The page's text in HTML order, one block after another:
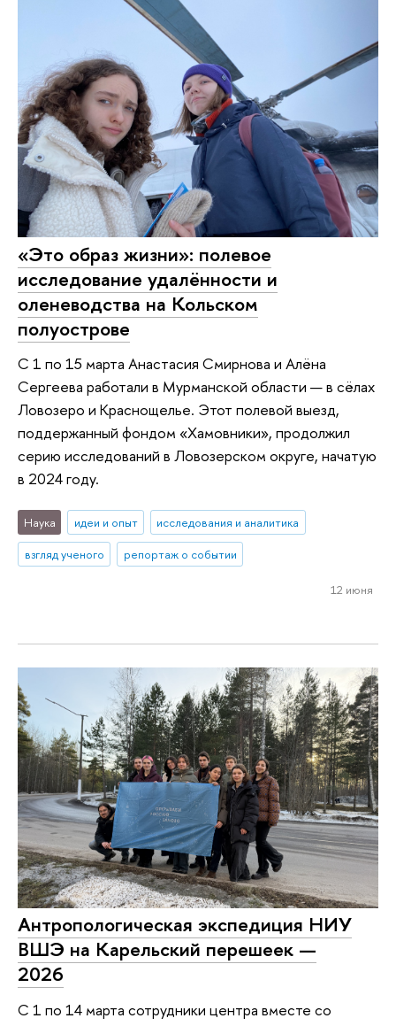
«Это образ жизни»: полевое
исследование удалённости и
оленеводства на Кольском
полуострове
С 1 по 15 марта Анастасия Смирнова и Алёна
Сергеева работали в Мурманской области — в сёлах
Ловозеро и Краснощелье. Этот полевой выезд,
поддержанный фондом «Хамовники», продолжил
серию исследований в Ловозерском округе, начатую
в 2024 году.
Наука идеи и опыт
исследования и аналитика
взгляд ученого
репортаж о событии
12 июня
Антропологическая экспедиция НИУ
ВШЭ на Карельский перешеек —
2026
С 1 по 14 марта сотрудники центра вместе со